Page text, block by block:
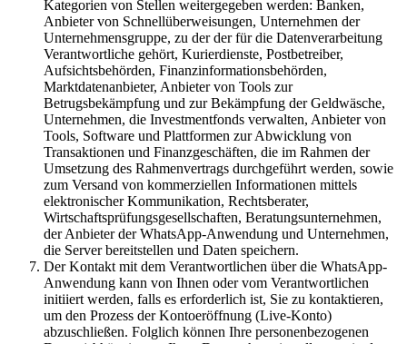
Kategorien von Stellen weitergegeben werden: Banken,
Anbieter von Schnellüberweisungen, Unternehmen der
Unternehmensgruppe, zu der der für die Datenverarbeitung
Verantwortliche gehört, Kurierdienste, Postbetreiber,
Aufsichtsbehörden, Finanzinformationsbehörden,
Marktdatenanbieter, Anbieter von Tools zur
Betrugsbekämpfung und zur Bekämpfung der Geldwäsche,
Unternehmen, die Investmentfonds verwalten, Anbieter von
Tools, Software und Plattformen zur Abwicklung von
Transaktionen und Finanzgeschäften, die im Rahmen der
Umsetzung des Rahmenvertrags durchgeführt werden, sowie
zum Versand von kommerziellen Informationen mittels
elektronischer Kommunikation, Rechtsberater,
Wirtschaftsprüfungsgesellschaften, Beratungsunternehmen,
der Anbieter der WhatsApp-Anwendung und Unternehmen,
die Server bereitstellen und Daten speichern.
Der Kontakt mit dem Verantwortlichen über die WhatsApp-
Anwendung kann von Ihnen oder vom Verantwortlichen
initiiert werden, falls es erforderlich ist, Sie zu kontaktieren,
um den Prozess der Kontoeröffnung (Live-Konto)
abzuschließen. Folglich können Ihre personenbezogenen